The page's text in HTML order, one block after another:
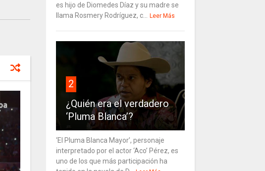
es hijo de Diomedes Díaz y su madre se
llama Rosmery Rodríguez, c... Leer Más
2
¿Quién era el verdadero
‘Pluma Blanca’?
‘El Pluma Blanca Mayor’, personaje
interpretado por el actor ‘Aco’ Pérez, es
uno de los que más participación ha